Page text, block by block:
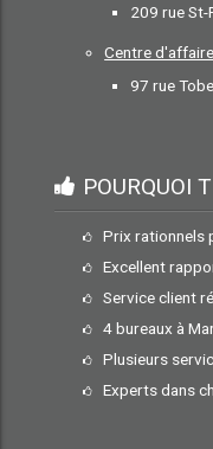
209 rue
Centre
97 rue
POURQUOI
Prix rationnels
Excellent
Service client
4 bureaux à
Plusieurs
Experts dans